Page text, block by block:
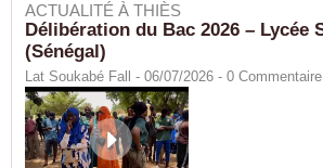
ACTUALITÉ À THIÈS
Délibération du Bac 2026 – Lycée
(Sénégal)
Lat Soukabé Fall - 06/07/2026 - 0 Commentaire